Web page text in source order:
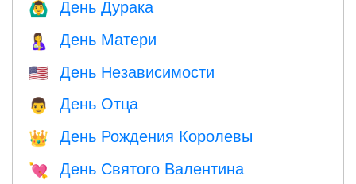
🙆‍♂️ День Дурака
🤱 День Матери
🇺🇸 День Независимости
👨 День Отца
👑 День Рождения Королевы
💘 День Святого Валентина